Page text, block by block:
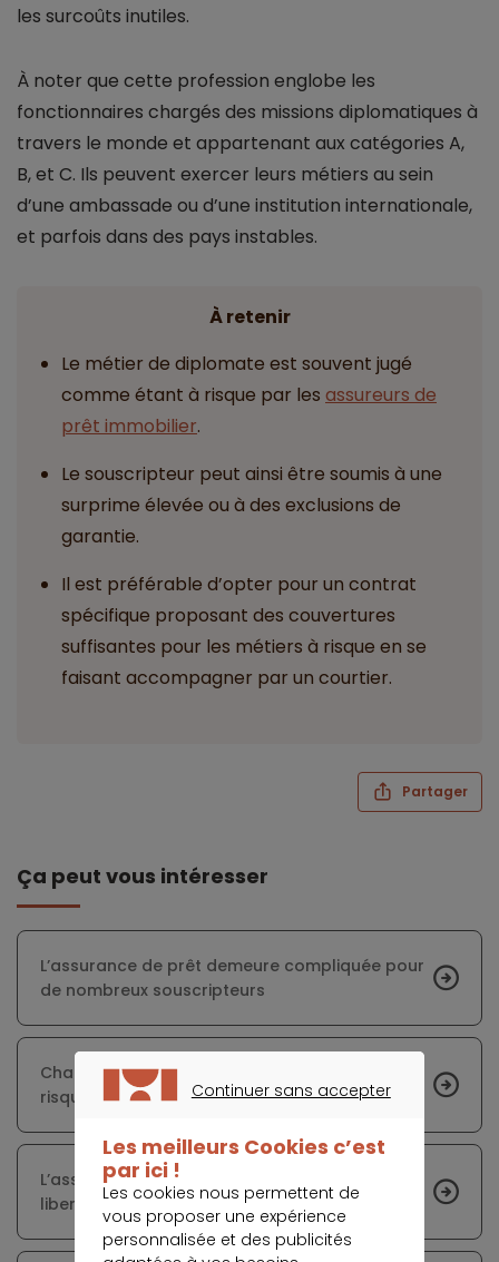
les surcoûts inutiles.
À noter que cette profession englobe les
fonctionnaires chargés des missions diplomatiques à
travers le monde et appartenant aux catégories A,
B, et C. Ils peuvent exercer leurs métiers au sein
d’une ambassade ou d’une institution internationale,
et parfois dans des pays instables.
À retenir
Le métier de diplomate est souvent jugé
comme étant à risque par les assureurs de
prêt immobilier.
Le souscripteur peut ainsi être soumis à une
surprime élevée ou à des exclusions de
garantie.
Il est préférable d’opter pour un contrat
spécifique proposant des couvertures
suffisantes pour les métiers à risque en se
faisant accompagner par un courtier.
Partager
Ça peut vous intéresser
L’assurance de prêt demeure compliquée pour
de nombreux souscripteurs
Changement d’assurance emprunteur : des
risques minimes, mais réels
L’assurance emprunteur en France : entre
liberté nouvelle et résistances persistantes
Continuer sans accepter
Les meilleurs Cookies c’est
par ici !
Les cookies nous permettent de
vous proposer une expérience
personnalisée et des publicités